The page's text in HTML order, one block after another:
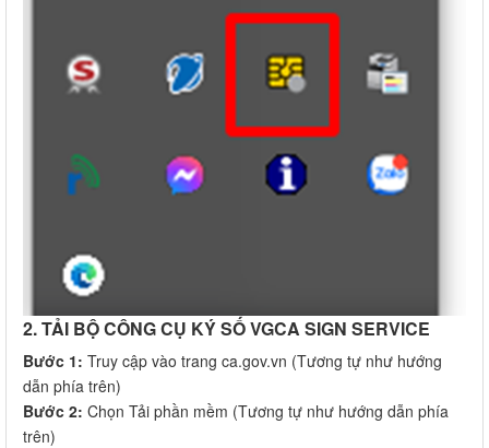
2. TẢI BỘ CÔNG CỤ KÝ SỐ VGCA SIGN SERVICE
Bước 1: Truy cập vào trang ca.gov.vn (Tương tự như hướng
dẫn phía trên)
Bước 2: Chọn Tải phần mềm (Tương tự như hướng dẫn phía
trên)